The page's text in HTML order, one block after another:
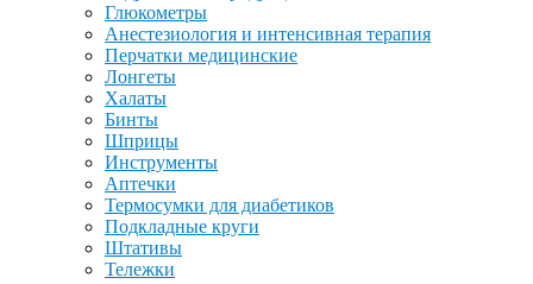
Глюкометры
Анестезиология и интенсивная терапия
Перчатки медицинские
Лонгеты
Халаты
Бинты
Шприцы
Инструменты
Аптечки
Термосумки для диабетиков
Подкладные круги
Штативы
Тележки